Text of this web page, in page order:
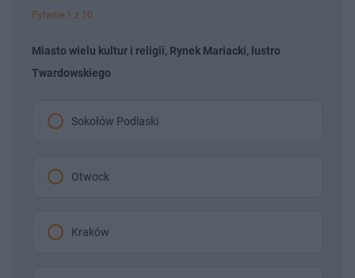
Pytanie 1 z 10
Miasto wielu kultur i religii, Rynek Mariacki, lustro
Twardowskiego
Sokołów Podlaski
Otwock
Kraków